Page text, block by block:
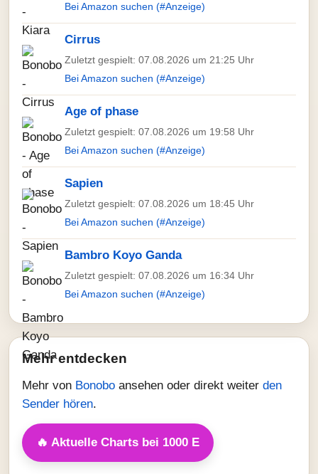
Bei Amazon suchen (#Anzeige)
Cirrus
Zuletzt gespielt: 07.08.2026 um 21:25 Uhr
Bei Amazon suchen (#Anzeige)
Age of phase
Zuletzt gespielt: 07.08.2026 um 19:58 Uhr
Bei Amazon suchen (#Anzeige)
Sapien
Zuletzt gespielt: 07.08.2026 um 18:45 Uhr
Bei Amazon suchen (#Anzeige)
Bambro Koyo Ganda
Zuletzt gespielt: 07.08.2026 um 16:34 Uhr
Bei Amazon suchen (#Anzeige)
Mehr entdecken
Mehr von Bonobo ansehen oder direkt weiter den
Sender hören.
🔥 Aktuelle Charts bei 1000 E